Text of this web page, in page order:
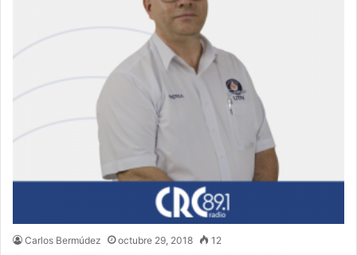
Carlos Bermúdez octubre 29, 2018 12